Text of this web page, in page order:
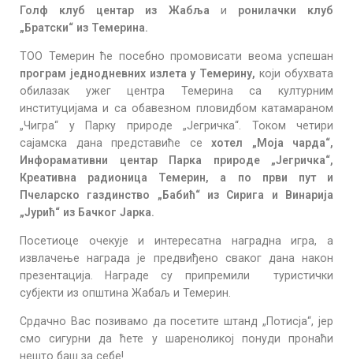
Голф клуб центар из Жабља и ронилачки клуб
„Братски“ из Темерина.
ТОО Темерин ће посебно промовисати веома успешан
програм једнодневних излета у Темерину, који обухвата
обилазак ужег центра Темерина са културним
институцијама и са обавезном пловидбом катамараном
„Чигра“ у Парку природе „Јегричка“. Током четири
сајамска дана представиће се хотел „Моја чарда“,
Инфорамативни центар Парка природе „Јегричка“,
Креативна радионица Темерин, а по први пут и
Пчеларско газдинство „Бабић“ из Сирига и Винарија
„Јурић“ из Бачког Јарка.
Посетиоце очекује и интересатна наградна игра, а
извлачење награда је предвиђено сваког дана након
презентација. Награде су припремили туристички
субјекти из општина Жабаљ и Темерин.
Срдачно Вас позивамо да посетите штанд „Потисја“, јер
смо сигурни да ћете у шареноликој понуди пронаћи
нешто баш за себе!